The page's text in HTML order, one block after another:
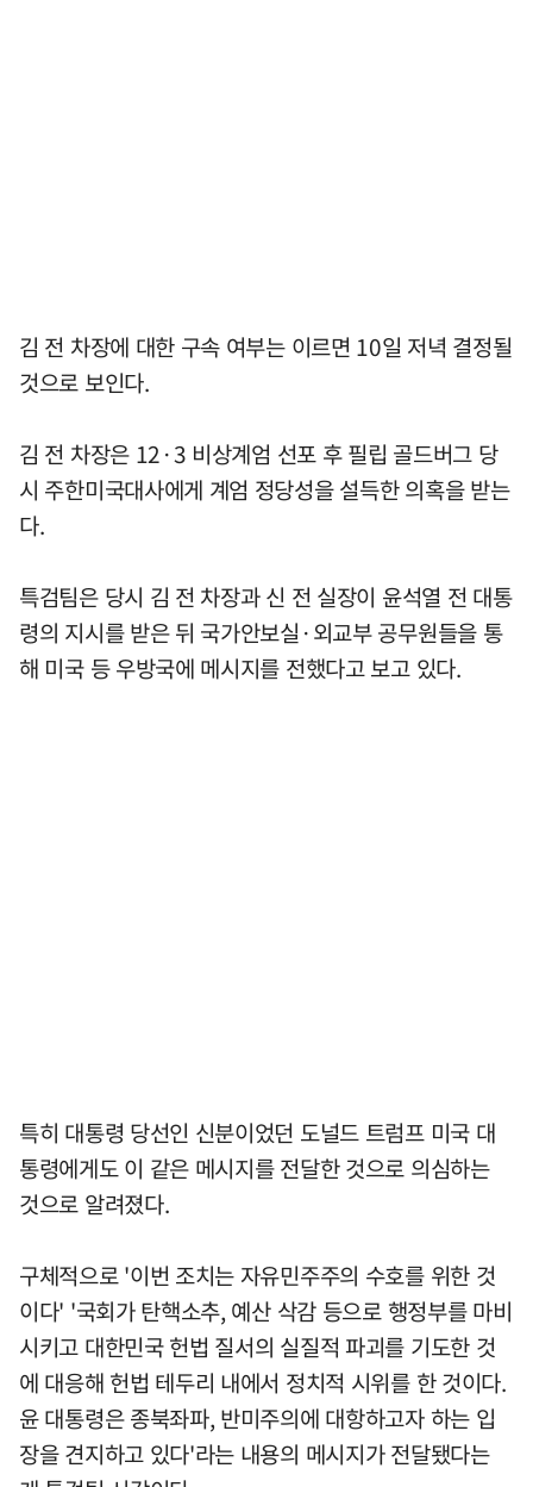
김 전 차장에 대한 구속 여부는 이르면 10일 저녁 결정될
것으로 보인다.
김 전 차장은 12·3 비상계엄 선포 후 필립 골드버그 당
시 주한미국대사에게 계엄 정당성을 설득한 의혹을 받는
다.
특검팀은 당시 김 전 차장과 신 전 실장이 윤석열 전 대통
령의 지시를 받은 뒤 국가안보실·외교부 공무원들을 통
해 미국 등 우방국에 메시지를 전했다고 보고 있다.
특히 대통령 당선인 신분이었던 도널드 트럼프 미국 대
통령에게도 이 같은 메시지를 전달한 것으로 의심하는
것으로 알려졌다.
구체적으로 '이번 조치는 자유민주주의 수호를 위한 것
이다' '국회가 탄핵소추, 예산 삭감 등으로 행정부를 마비
시키고 대한민국 헌법 질서의 실질적 파괴를 기도한 것
에 대응해 헌법 테두리 내에서 정치적 시위를 한 것이다.
윤 대통령은 종북좌파, 반미주의에 대항하고자 하는 입
장을 견지하고 있다'라는 내용의 메시지가 전달됐다는